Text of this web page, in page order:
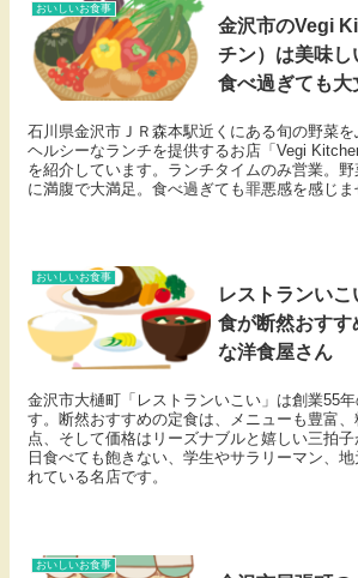
おいしいお食事
金沢市のVegi
チン）は美味し
食べ過ぎても大
石川県金沢市ＪＲ森本駅近くにある旬の野菜
ヘルシーなランチを提供するお店「Vegi
を紹介しています。ランチタイムのみ営業。
に満腹で大満足。食べ過ぎても罪悪感を感じま
おいしいお食事
レストランい
食が断然おす
な洋食屋さん
金沢市大樋町「レストランいこい」は創業55
す。断然おすすめの定食は、メニューも豊富
点、そして価格はリーズナブルと嬉しい三拍
日食べても飽きない、学生やサラリーマン、
れている名店です。
おいしいお食事